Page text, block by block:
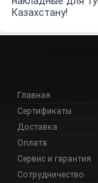
Казахстану!
Главная
Сертификаты
Доставка
Оплата
Сервис и гарантия
Сотрудничество